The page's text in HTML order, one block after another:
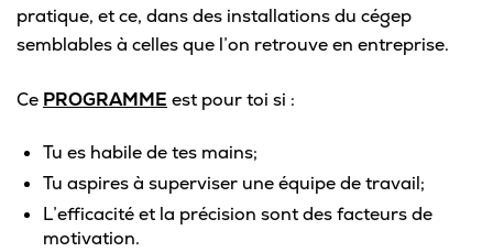
pratique, et ce, dans des installations du cégep
semblables à celles que l’on retrouve en entreprise.
Ce PROGRAMME est pour toi si :
Tu es habile de tes mains;
Tu aspires à superviser une équipe de travail;
L’efficacité et la précision sont des facteurs de
motivation.